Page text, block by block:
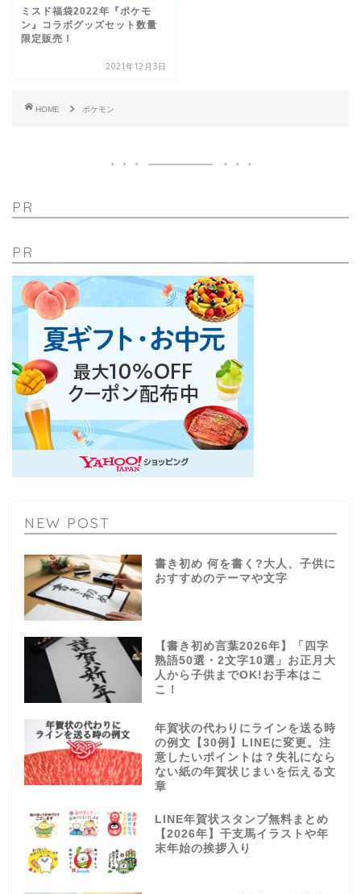
ミスド福袋2022年『ポケモ
ン』コラボグッズセット数量
限定販売！
2021年12月3日
HOME ポケモン
PR
PR
NEW POST
書き初め 何を書く?大人、子供に
おすすめのテーマや文字
【書き初め言葉2026年】「四字
熟語50選・2文字10選」お正月大
人から子供までOK!お手本はこ
こ！
年賀状の代わりにラインを送る時
の例文【30例】LINEに変更。注
意したいポイントは？失礼になら
ない紙の年賀状じまいを伝える文
章
LINE年賀状スタンプ無料まとめ
【2026年】干支馬イラストや年
末年始の挨拶入り